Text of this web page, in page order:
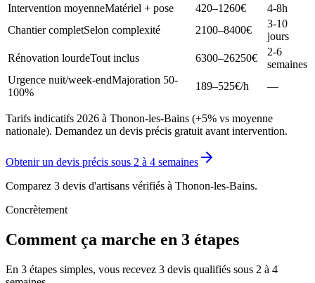
Intervention moyenneMatériel + pose 420–1260€
4-8h
Chantier completSelon complexité 2100–8400€
3-10
jours
Rénovation lourdeTout inclus 6300–26250€
2-6
semaines
Urgence nuit/week-endMajoration 50-
100%
189–525€/h —
Tarifs indicatifs 2026 à Thonon-les-Bains (+5% vs moyenne
nationale). Demandez un devis précis gratuit avant intervention.
Obtenir un devis précis sous 2 à 4 semaines
Comparez 3 devis d'artisans vérifiés à Thonon-les-Bains.
Concrètement
Comment ça marche en 3 étapes
En 3 étapes simples, vous recevez 3 devis qualifiés sous 2 à 4